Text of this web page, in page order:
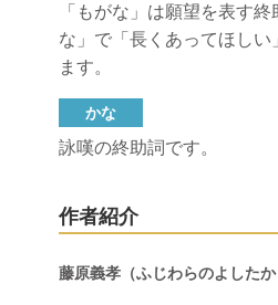
「もがな」は願望を表す
な」で「長くあってほしい
ます。
かな
詠嘆の終助詞です。
作者紹介
藤原義孝（ふじわらのよしたか